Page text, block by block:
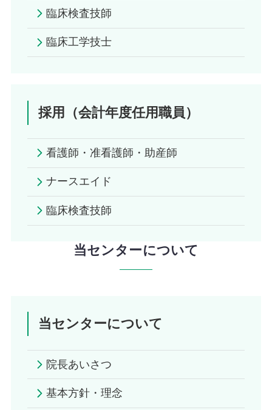
臨床検査技師
臨床工学技士
採用（会計年度任用職員）
看護師・准看護師・助産師
ナースエイド
臨床検査技師
当センターについて
当センターについて
院長あいさつ
基本方針・理念